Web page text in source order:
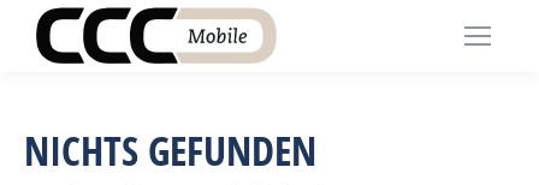
NICHTS GEFUNDEN